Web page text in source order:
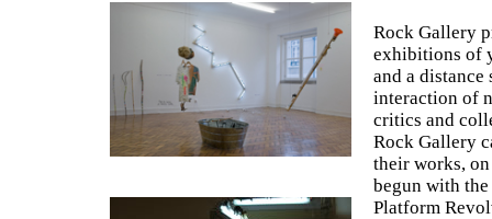
Rock Gallery
exhibitions of
and a
interaction of
critics and
Rock Gallery
their works,
begun with
Platform